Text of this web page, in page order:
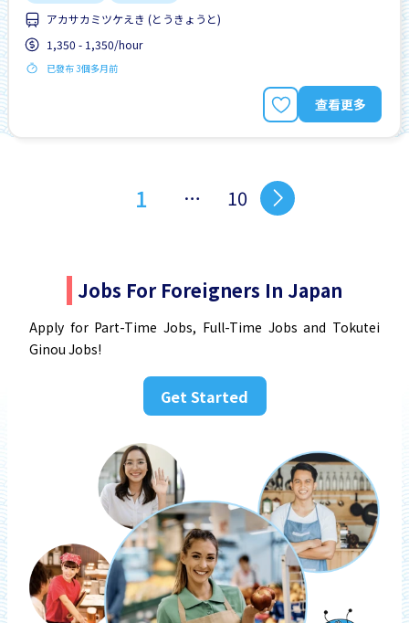
アカサカミツケえき (とうきょうと)
1,350 - 1,350/hour
已發布 3個多月前
查看更多
1 … 10
Jobs For Foreigners In Japan
Apply for Part-Time Jobs, Full-Time Jobs and Tokutei
Ginou Jobs!
Get Started